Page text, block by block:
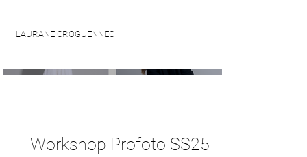
LAURANE CROGUENNEC
Workshop Profoto SS25